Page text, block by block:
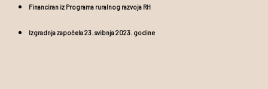
Financiran iz Programa ruralnog razvoja RH
Izgradnja započela 23. svibnja 2023. godine